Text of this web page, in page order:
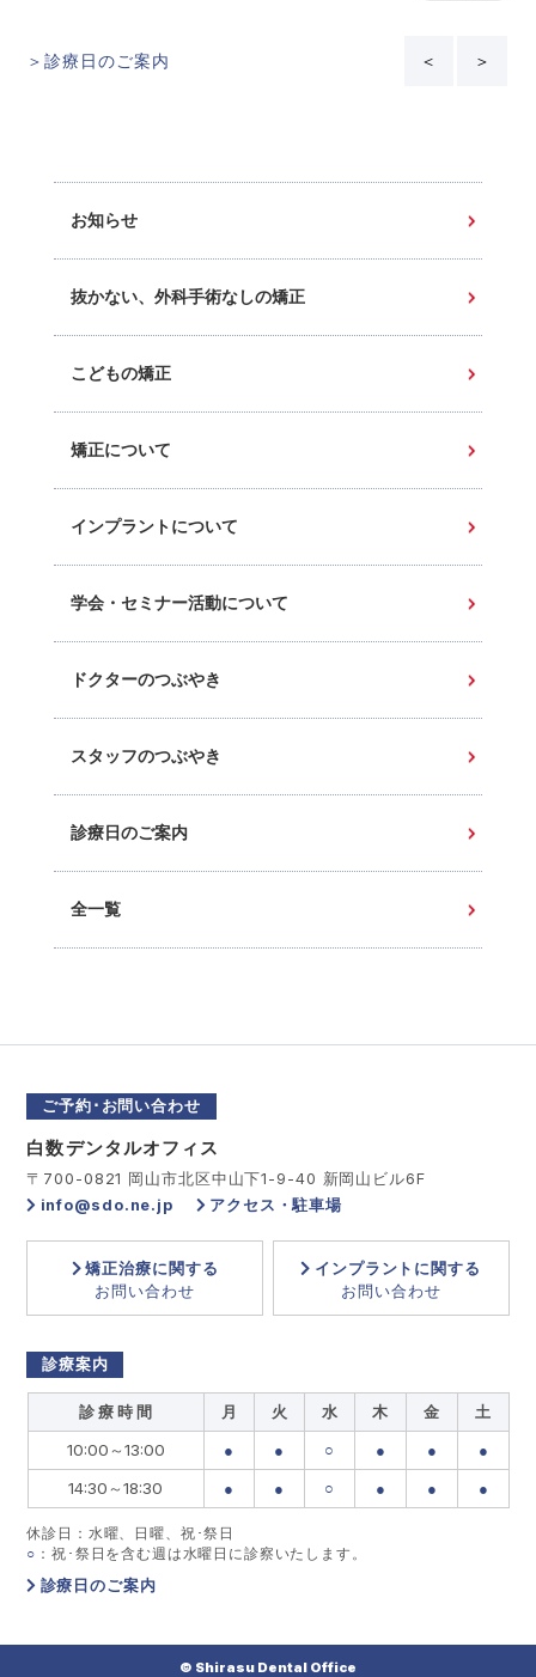
＞診療日のご案内 ＜ ＞
お知らせ
抜かない、外科手術なしの矯正
こどもの矯正
矯正について
インプラントについて
学会・セミナー活動について
ドクターのつぶやき
スタッフのつぶやき
診療日のご案内
全一覧
ご予約･お問い合わせ
白数デンタルオフィス
〒700-0821 岡山市北区中山下1-9-40 新岡山ビル6F
info@sdo.ne.jp
アクセス・駐車場
矯正治療に関する
お問い合わせ
インプラントに関する
お問い合わせ
診療案内
診 療 時 間 月 火 水 木 金
土
10:00～13:00
● ● ○ ● ●
●
14:30～18:30
● ● ○ ● ● ●
休診日：水曜、日曜、祝･祭日
○ ：祝･祭日を含む週は水曜日に診察いたします。
診療日のご案内
© Shirasu Dental Office